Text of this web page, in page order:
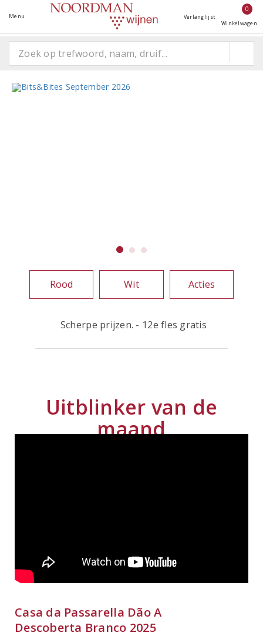
Menu Verlanglijst
0
Winkelwagen
Rood Wit Acties
Scherpe prijzen. - 12e fles gratis
Uitblinker van de
maand
Casa da Passarella Dão A
Descoberta Branco 2025